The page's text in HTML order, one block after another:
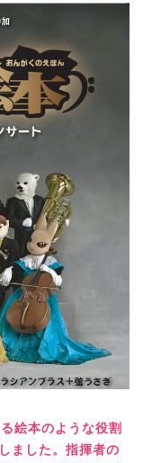
絵本のような役割
ました。指揮者の